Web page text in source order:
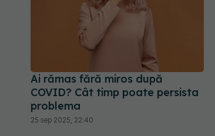
Ai rămas fără miros după
COVID? Cât timp poate persista
problema
25 sep 2025, 22:40